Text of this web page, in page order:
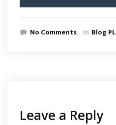
No Comments In Blog PL
Leave a Reply